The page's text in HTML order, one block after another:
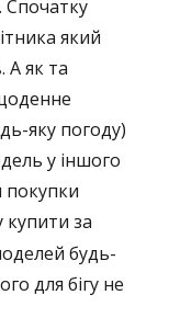
Спочатку
який
А як та
яку погоду)
у іншого
покупки
за
будь-
для бігу не